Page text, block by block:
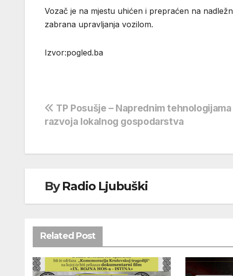
Vozač je na mjestu uhićen i prepraćen na
zabrana upravljanja vozilom.
Izvor:pogled.ba
Navigacija
objava
TP Posušje – Naprednim
razvoja lokalnog gospodarstva
ByRadio Ljubuški
Related Post